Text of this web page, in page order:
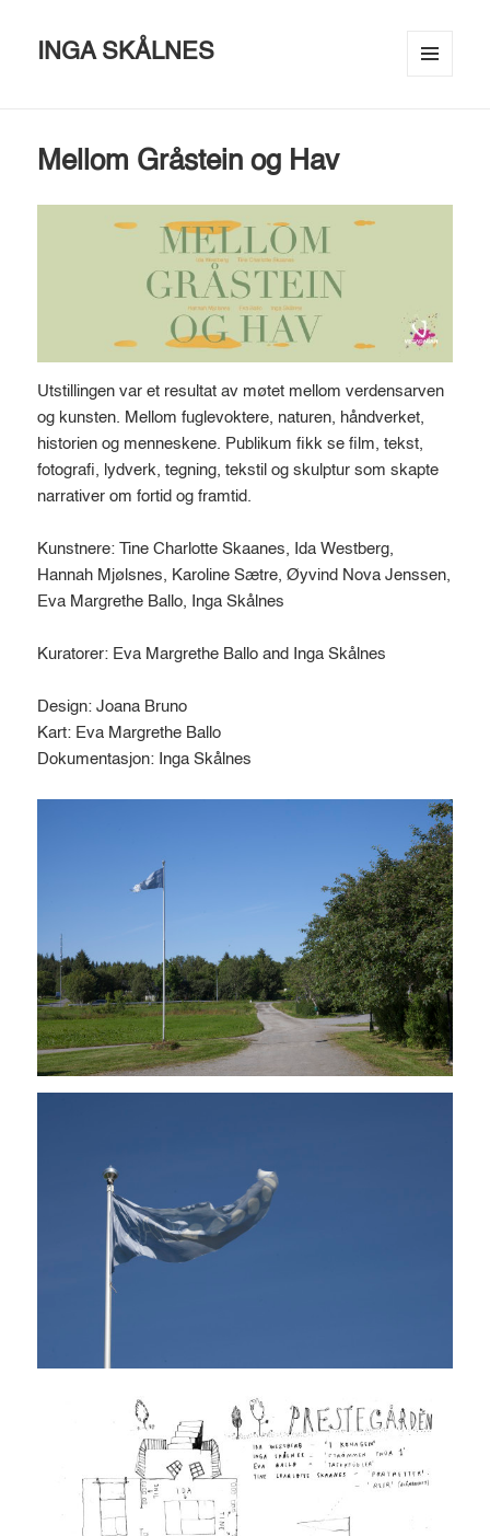
INGA SKÅLNES
Mellom Gråstein og Hav
Utstillingen var et resultat av møtet mellom verdensarven
og kunsten. Mellom fuglevoktere, naturen, håndverket,
historien og menneskene. Publikum fikk se film, tekst,
fotografi, lydverk, tegning, tekstil og skulptur som skapte
narrativer om fortid og framtid.
Kunstnere: Tine Charlotte Skaanes, Ida Westberg,
Hannah Mjølsnes, Karoline Sætre, Øyvind Nova Jenssen,
Eva Margrethe Ballo, Inga Skålnes
Kuratorer: Eva Margrethe Ballo and Inga Skålnes
Design: Joana Bruno
Kart: Eva Margrethe Ballo
Dokumentasjon: Inga Skålnes